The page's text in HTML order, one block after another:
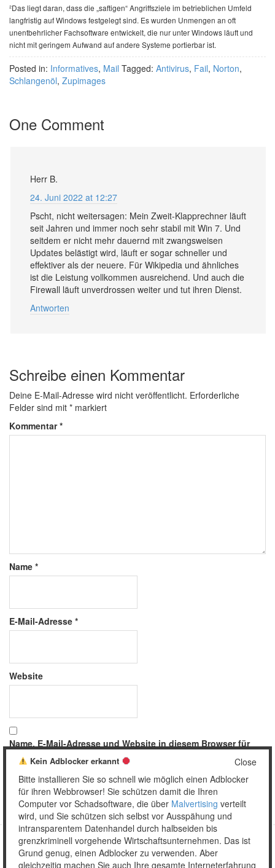
²Das liegt daran, dass die „saftigen“ Angriffsziele im betrieblichen Umfeld
langfristig auf Windows festgelegt sind. Es wurden Unmengen an oft
unentbehrlicher Fachsoftware entwickelt, die nur unter Windows läuft und
nicht mit geringem Aufwand auf andere Systeme portierbar ist.
Posted in: Informatives, Mail Tagged: Antivirus, Fail, Norton,
Schlangenöl, Zupimages
One Comment
Herr B.
24. Juni 2022 at 12:27
Pscht, nicht weitersagen: Mein Zweit-Klapprechner läuft
seit Jahren und immer noch sehr stabil mit Win 7. Und
seitdem er nicht mehr dauernd mit zwangsweisen
Updates belästigt wird, läuft er sogar schneller und
effektiver als der neuere. Für Wikipedia und ähnliches
ist die Leistung vollkommen ausreichend. Und auch die
Firewall läuft unverdrossen weiter und tut ihren Dienst.
Antworten
Schreibe einen Kommentar
Deine E-Mail-Adresse wird nicht veröffentlicht. Erforderliche
Felder sind mit * markiert
Kommentar*
Name *
E-Mail-Adresse *
Website
Name, E-Mail-Adresse und Website in diesem Browser für
meinen nächsten Kommentar speichern.
Copyright © 2026 Unser täglich Spam.
Close
Kein Adblocker erkannt
Bitte installieren Sie so schnell wie möglich einen Adblocker
für ihren Webbrowser! Sie schützen damit die Ihren
Computer vor Schadsoftware, die über Malvertising verteilt
wird, und Sie schützen sich selbst vor Ausspähung und
intransparentem Datenhandel durch halbseiden bis
grenzkriminell vorgehende Wirtschaftsunternehmen. Das ist
Grund genug, einen Adblocker zu verwenden. Aber
gleichzeitig machen Sie auch Ihre gesamte Interneterfahrung